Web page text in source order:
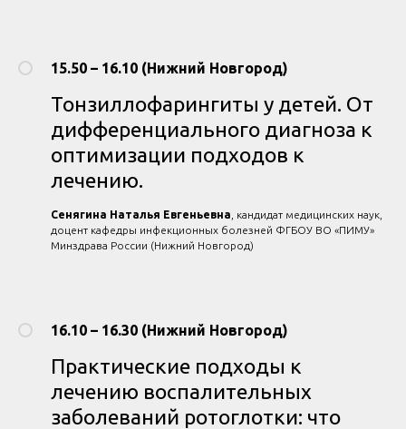
15.50 – 16.10 (Нижний Новгород)
Тонзиллофарингиты у детей. От
дифференциального диагноза к
оптимизации подходов к
лечению.
Сенягина Наталья Евгеньевна , кандидат медицинских наук,
доцент кафедры инфекционных болезней ФГБОУ ВО «ПИМУ»
Минздрава России (Нижний Новгород)
16.10 – 16.30 (Нижний Новгород)
Практические подходы к
лечению воспалительных
заболеваний ротоглотки: что